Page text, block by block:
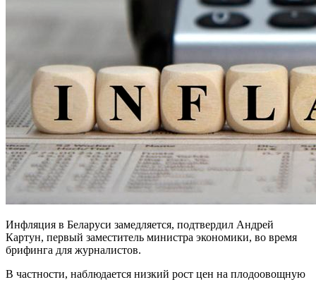
Инфляция в Беларуси замедляется, подтвердил Андрей
Картун, первый заместитель министра экономики, во время
брифинга для журналистов.
В частности, наблюдается низкий рост цен на плодоовощную